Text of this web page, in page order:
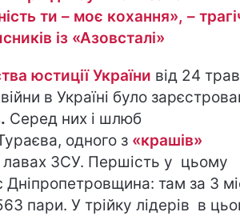
ти – моє кохання», –
із «Азовсталі»
юстиції України від 24
в Україні було
Серед них і шлюб
одного з «крашів»
лавах ЗСУ. Першість у цьому
Дніпропетровщина: там за 3
пари. У трійку лідерів в